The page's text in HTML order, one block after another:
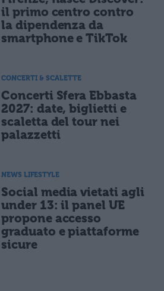
il primo centro contro
la dipendenza da
smartphone e TikTok
CONCERTI & SCALETTE
Concerti Sfera Ebbasta
2027: date, biglietti e
scaletta del tour nei
palazzetti
NEWS LIFESTYLE
Social media vietati agli
under 13: il panel UE
propone accesso
graduato e piattaforme
sicure